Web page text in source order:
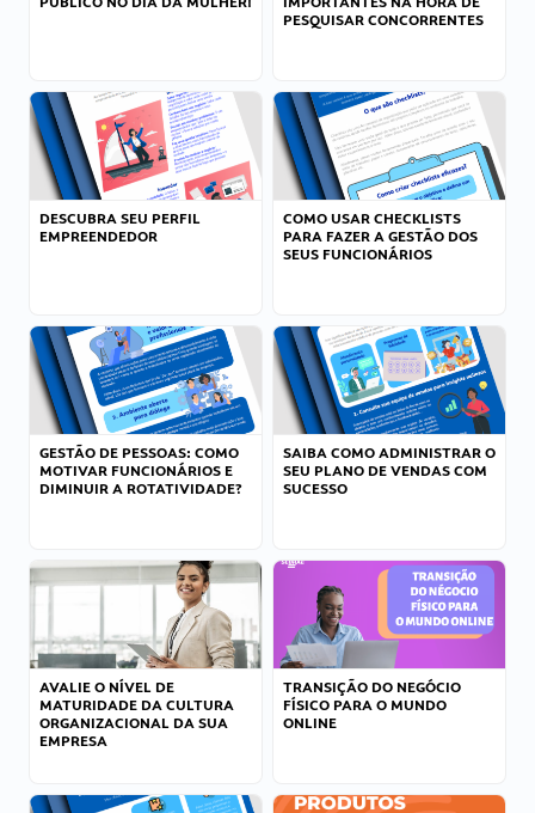
PESQUISAR CONCORRENTES
DESCUBRA SEU PERFIL
EMPREENDEDOR
COMO USAR CHECKLISTS
PARA FAZER A GESTÃO DOS
SEUS FUNCIONÁRIOS
GESTÃO DE PESSOAS: COMO
MOTIVAR FUNCIONÁRIOS E
DIMINUIR A ROTATIVIDADE?
SAIBA COMO ADMINISTRAR O
SEU PLANO DE VENDAS COM
SUCESSO
AVALIE O NÍVEL DE
MATURIDADE DA CULTURA
ORGANIZACIONAL DA SUA
EMPRESA
TRANSIÇÃO DO NEGÓCIO
FÍSICO PARA O MUNDO
ONLINE